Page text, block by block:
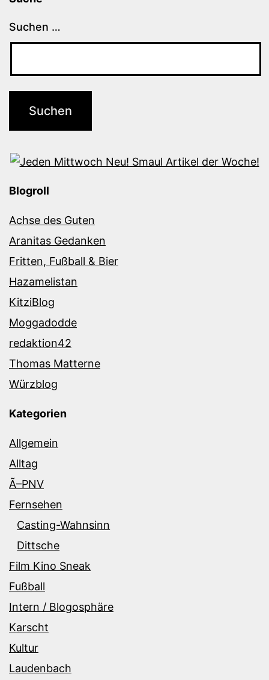
Suchen …
Blogroll
Achse des Guten
Aranitas Gedanken
Fritten, Fußball & Bier
Hazamelistan
KitziBlog
Moggadodde
redaktion42
Thomas Matterne
Würzblog
Kategorien
Allgemein
Alltag
Ã–PNV
Fernsehen
Casting-Wahnsinn
Dittsche
Film Kino Sneak
Fußball
Intern / Blogosphäre
Karscht
Kultur
Laudenbach